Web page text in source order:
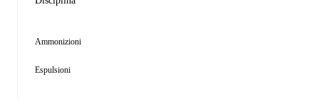
Ammonizioni
Espulsioni